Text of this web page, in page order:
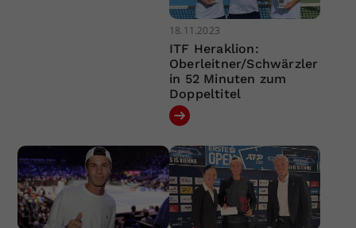
18.11.2023
ITF Heraklion:
Oberleitner/Schwärzler
in 52 Minuten zum
Doppeltitel